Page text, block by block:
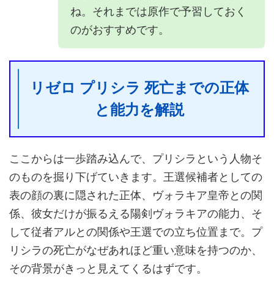
ね。それまでは原作で予習しておく
のがおすすめです。
リゼロ プリシラ 死亡までの正体
と能力を解説
ここからは一歩踏み込んで、プリシラという人物そ
のものを掘り下げていきます。王選候補者としての
表の顔の裏に隠された正体、ヴォラキア皇帝との関
係、彼女だけが振るえる陽剣ヴォラキアの能力、そ
して従者アルとの関係や王選での立ち位置まで。プ
リシラの死亡がなぜあれほど重い意味を持つのか、
その背景がきっと見えてくるはずです。